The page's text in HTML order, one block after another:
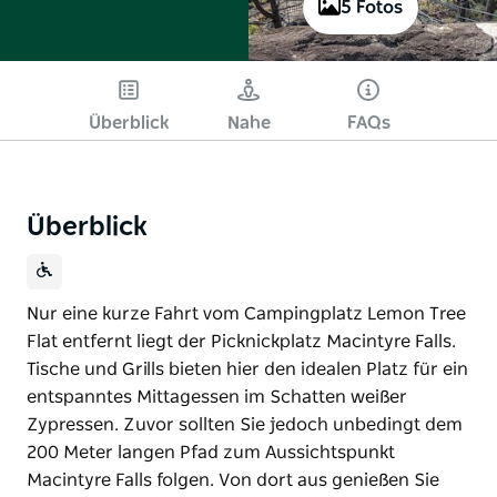
5 Fotos
Überblick Nahe FAQs
Überblick
Nur eine kurze Fahrt vom Campingplatz Lemon Tree
Flat entfernt liegt der Picknickplatz Macintyre Falls.
Tische und Grills bieten hier den idealen Platz für ein
entspanntes Mittagessen im Schatten weißer
Zypressen. Zuvor sollten Sie jedoch unbedingt dem
200 Meter langen Pfad zum Aussichtspunkt
Macintyre Falls folgen. Von dort aus genießen Sie